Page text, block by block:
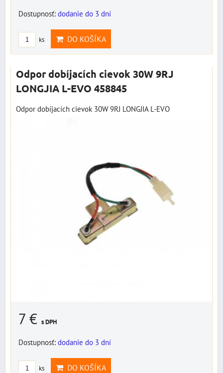
Dostupnosť: dodanie do 3 dní
ks DO KOŠÍKA
Odpor dobíjacích cievok 30W 9RJ
LONGJIA L-EVO 458845
Odpor dobíjacích cievok 30W 9RJ LONGJIA L-EVO
7 € s DPH
Dostupnosť: dodanie do 3 dní
ks DO KOŠÍKA